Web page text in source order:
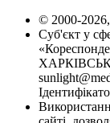
© 2000-
Суб'єкт у